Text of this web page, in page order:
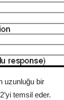
uzunluğu bir
temsil eder.